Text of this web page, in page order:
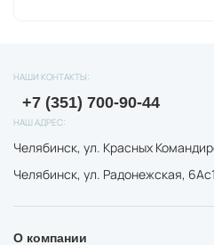
НАШИ КОНТАКТЫ:
+7 (351) 700-90-44
НАШ АДРЕС:
Челябинск, ул. Красных
Челябинск, ул. Радонежская, 6Ас1
О компании